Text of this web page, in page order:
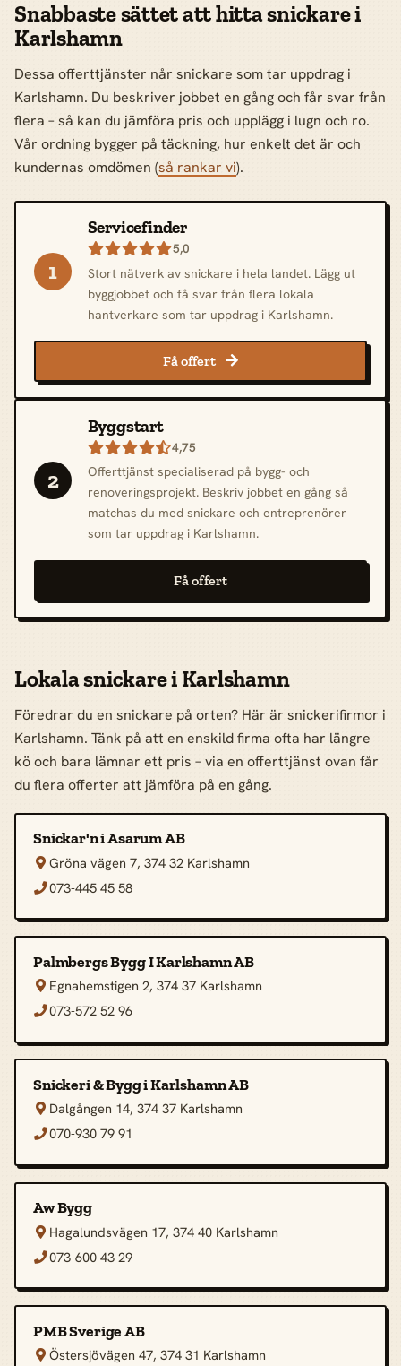
Snabbaste sättet att hitta snickare i
Karlshamn
Dessa offerttjänster når snickare som tar uppdrag i
Karlshamn. Du beskriver jobbet en gång och får svar från
flera – så kan du jämföra pris och upplägg i lugn och ro.
Vår ordning bygger på täckning, hur enkelt det är och
kundernas omdömen (så rankar vi).
1
Servicefinder
5,0
Stort nätverk av snickare i hela landet. Lägg ut
byggjobbet och få svar från flera lokala
hantverkare som tar uppdrag i Karlshamn.
Få offert 
2
Byggstart
4,75
Offerttjänst specialiserad på bygg- och
renoveringsprojekt. Beskriv jobbet en gång så
matchas du med snickare och entreprenörer
som tar uppdrag i Karlshamn.
Få offert
Lokala snickare i Karlshamn
Föredrar du en snickare på orten? Här är snickerifirmor i
Karlshamn. Tänk på att en enskild firma ofta har längre
kö och bara lämnar ett pris – via en offerttjänst ovan får
du flera offerter att jämföra på en gång.
Snickar'n i Asarum AB
 Gröna vägen 7, 374 32 Karlshamn
073-445 45 58
Palmbergs Bygg I Karlshamn AB
 Egnahemstigen 2, 374 37 Karlshamn
073-572 52 96
Snickeri & Bygg i Karlshamn AB
 Dalgången 14, 374 37 Karlshamn
070-930 79 91
Aw Bygg
 Hagalundsvägen 17, 374 40 Karlshamn
073-600 43 29
PMB Sverige AB
 Östersjövägen 47, 374 31 Karlshamn